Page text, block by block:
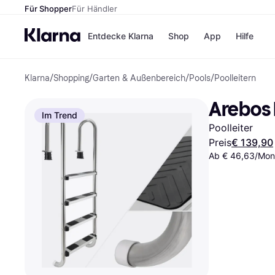
Für ShopperFür Händler
Entdecke Klarna
Zahlungsmethoden
Sofort bezahlen
Bezahle in 3
Teilzahlungen
Bezahle in bis zu 30
Tagen
Ratenzahlung
Shop
Shops
H&M
Temu
App Hilfe
Klarna/Shopping/Garten & Außenbereich/Pools/Poolleitern
Im Trend Arebos
Poolleiter
Preis€ 139,90
Ab € 46,63/